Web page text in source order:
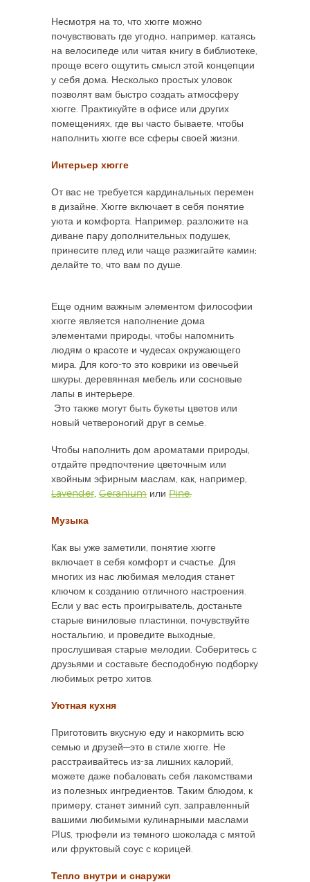
Несмотря на то, что хюгге можно
почувствовать где угодно, например, катаясь
на велосипеде или читая книгу в библиотеке,
проще всего ощутить смысл этой концепции
у себя дома. Несколько простых уловок
позволят вам быстро создать атмосферу
хюгге. Практикуйте в офисе или других
помещениях, где вы часто бываете, чтобы
наполнить хюгге все сферы своей жизни.
Интерьер хюгге
От вас не требуется кардинальных перемен
в дизайне. Хюгге включает в себя понятие
уюта и комфорта. Например, разложите на
диване пару дополнительных подушек,
принесите плед или чаще разжигайте камин;
делайте то, что вам по душе.
Еще одним важным элементом философии
хюгге является наполнение дома
элементами природы, чтобы напомнить
людям о красоте и чудесах окружающего
мира. Для кого-то это коврики из овечьей
шкуры, деревянная мебель или сосновые
лапы в интерьере.
​ Это также могут быть букеты цветов или
новый четвероногий друг в семье.
Чтобы наполнить дом ароматами природы,
отдайте предпочтение цветочным или
хвойным эфирным маслам, как, например,
Lavender Geranium или Pine.
Музыка
Как вы уже заметили, понятие хюгге
включает в себя комфорт и счастье. Для
многих из нас любимая мелодия станет
ключом к созданию отличного настроения.
Если у вас есть проигрыватель, достаньте
старые виниловые пластинки, почувствуйте
ностальгию, и проведите выходные,
прослушивая старые мелодии. Соберитесь с
друзьями и составьте бесподобную подборку
любимых ретро хитов.
Уютная кухня
Приготовить вкусную еду и накормить всю
семью и друзей—это в стиле хюгге. Не
расстраивайтесь из-за лишних калорий,
можете даже побаловать себя лакомствами
из полезных ингредиентов. Таким блюдом, к
примеру, станет зимний суп, заправленный
вашими любимыми кулинарными маслами
Plus, трюфели из темного шоколада с мятой
или фруктовый соус с корицей.
Тепло внутри и снаружи